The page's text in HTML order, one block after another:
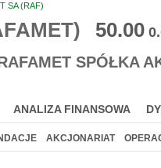
SA (RAF)
50.00
SPÓŁKA
ANALIZA FINANSOWA
AKCJONARIAT